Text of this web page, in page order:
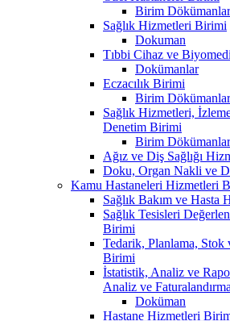
Birim
Sağlık Hizmetleri Birimi
Dokuman
Tıbbi Cihaz ve
Dokümanlar
Eczacılık Birimi
Birim
Sağlık Hizmetleri,
Denetim Birimi
Birim
Ağız ve Diş Sağlığı
Doku, Organ Nakli ve
Kamu Hastaneleri Hizmetleri
Sağlık Bakım ve Hasta
Sağlık Tesisleri
Birimi
Tedarik, Planlama,
Birimi
İstatistik, Analiz ve
Analiz ve
Doküman
Hastane Hizmetleri